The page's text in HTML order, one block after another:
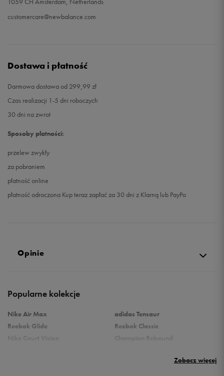
customercare@newbalance.com
Dostawa i płatność
Darmowa dostawa od 299,99 zł
Czas realizacji 1-5 dni roboczych
30 dni na zwrot
Sposoby płatności:
przelew zwykły
za pobraniem
płatność online
płatność odroczona Kup teraz zapłać za 30 dni z Klarną lub PayPo
Opinie
Popularne kolekcje
Nike Air Max
adidas Tensaur
Reebok Glide
Reebok Classic
Zobacz więcej